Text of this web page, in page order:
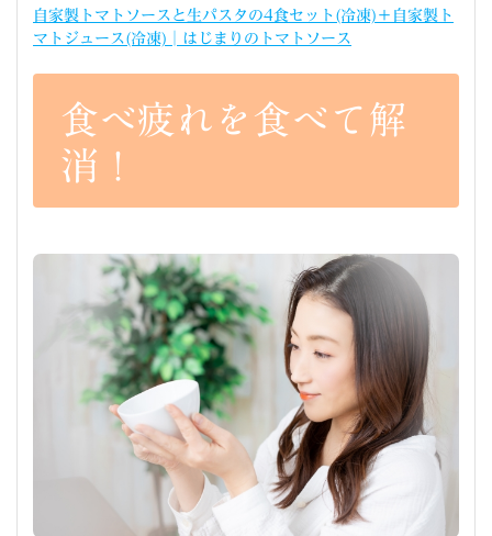
自家製トマトソースと生パスタの4食セット(冷凍)＋自家製ト
マトジュース(冷凍)│はじまりのトマトソース
食べ疲れを食べて解
消！